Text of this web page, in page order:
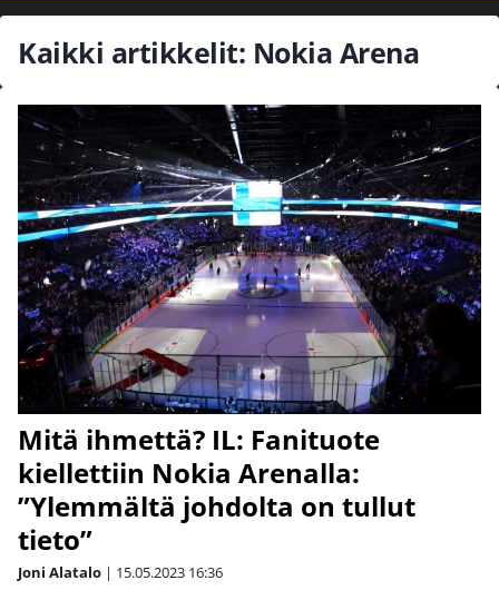
Kaikki artikkelit: Nokia Arena
Mitä ihmettä? IL: Fanituote
kiellettiin Nokia Arenalla:
”Ylemmältä johdolta on tullut
tieto”
Joni Alatalo | 15.05.2023 16:36